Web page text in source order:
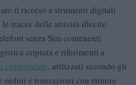
il ricorso a strumenti digitali
tracce delle attività illecite.
senza Sim contenenti
criptata e riferimenti a
criptovalute, utilizzati secondo gli
ordini e transazioni con minore